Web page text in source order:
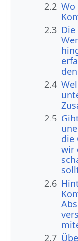
2.2 Wo
2.3 Die
2.4
2.5
die
wir
2.6
2.7